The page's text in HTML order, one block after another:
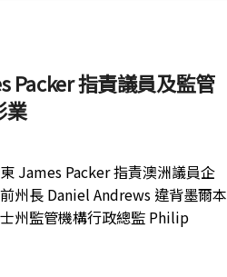
Packer 指責議員及監管
業
James Packer 指責澳洲議員企
州長 Daniel Andrews 違背墨爾本
州監管機構行政總監 Philip